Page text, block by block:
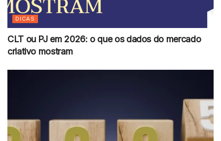
DICAS
CLT ou PJ em 2026: o que os dados do mercado
criativo mostram